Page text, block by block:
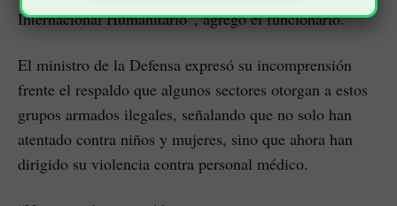
Internacional Humanitario”, agregó el funcionario.
El ministro de la Defensa expresó su incomprensión
frente el respaldo que algunos sectores otorgan a estos
grupos armados ilegales, señalando que no solo han
atentado contra niños y mujeres, sino que ahora han
dirigido su violencia contra personal médico.